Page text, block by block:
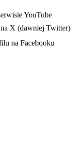
YouTube
X (dawniej Twitter)
na Facebooku